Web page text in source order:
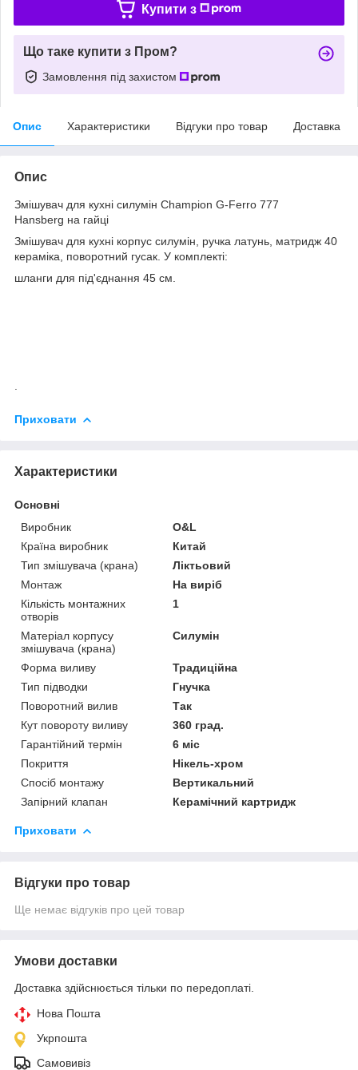
Купити з
Що таке купити з Пром?
Замовлення під захистом
Опис Характеристики Відгуки про товар Доставка
Опис
Змішувач для кухні силумін Champion G-Ferro 777
Hansberg на гайці
Змішувач для кухні корпус силумін, ручка латунь, матридж 40
кераміка, поворотний гусак. У комплекті:
шланги для під'єднання 45 см.
Приховати
Характеристики
Основні
Виробник
O&L
Країна виробник
Китай
Тип змішувача (крана)
Ліктьовий
Монтаж
На виріб
Кількість монтажних
отворів
1
Матеріал корпусу
змішувача (крана)
Силумін
Форма виливу
Традиційна
Тип підводки
Гнучка
Поворотний вилив
Так
Кут повороту виливу
360 град.
Гарантійний термін
6 міс
Покриття
Нікель-хром
Спосіб монтажу
Вертикальний
Запірний клапан
Керамічний картридж
Приховати
Відгуки про товар
Ще немає відгуків про цей товар
Умови доставки
Доставка здійснюється тільки по передоплаті.
Нова Пошта
Укрпошта
Самовивіз